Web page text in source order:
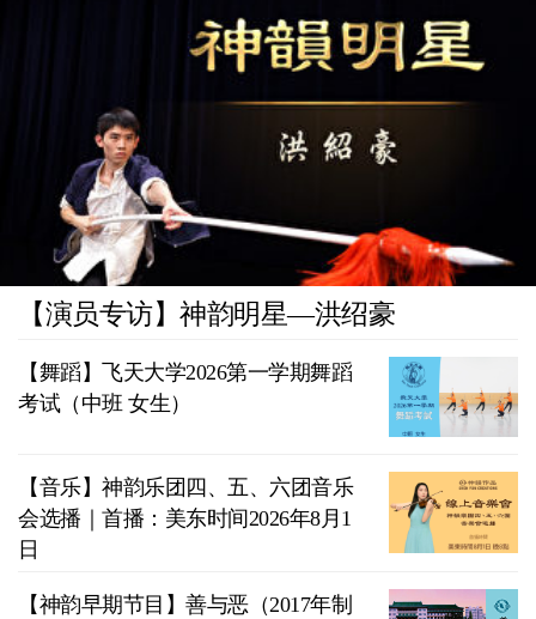
【演员专访】神韵明星—洪绍豪
【舞蹈】飞天大学2026第一学期舞蹈
考试（中班 女生）
【音乐】神韵乐团四、五、六团音乐
会选播｜首播：美东时间2026年8月1
日
【神韵早期节目】善与恶（2017年制